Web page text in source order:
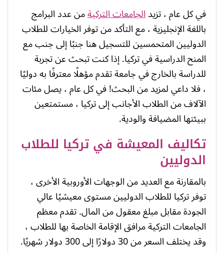
في كل عام ، تزيدالجامعات التركيةمن عدد البرامج
باللغة الإنجليزية ، مع التأكد من توفر الخيارات للطلاب
الدوليين المتحمسين للتسجيل هنا جنبًا إلى جنب مع
المنح الدراسية في تركيا. إذا كنت تبحث عن تجربة
للدراسة بالخارج في جامعة تقدم مؤهلًا معترفًا به دوليًا
، فلا داعي لمزيد من البحث! في كل عام ، يصل مئات
الآلاف من الطلاب الأجانب إلى تركيا ، مستمتعين
ببيئتها المضيافة والودية.
تكاليف المعيشة في تركيا للطلاب
الدوليين
بالمقارنة مع العديد من الوجهات الأوروبية الأخرى ،
توفر تركيا للطلاب الدوليين مستوى معيشيًا عالي
الجودة مقابل مبلغ معقول من المال. تقدم معظم
الجامعات التركية مرافق الإقامة الخاصة بها للطلاب ،
وقد يختلف السعر من 30 دولارًا إلى 300 دولار شهريًا.